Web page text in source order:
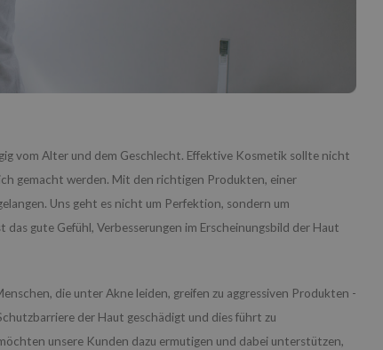
vom Alter und dem Geschlecht. Effektive Kosmetik sollte nicht
gemacht werden. Mit den richtigen Produkten, einer
Uns geht es nicht um Perfektion, sondern um
gute Gefühl, Verbesserungen im Erscheinungsbild der Haut
die unter Akne leiden, greifen zu aggressiven Produkten -
der Haut geschädigt und dies führt zu
unsere Kunden dazu ermutigen und dabei unterstützen,